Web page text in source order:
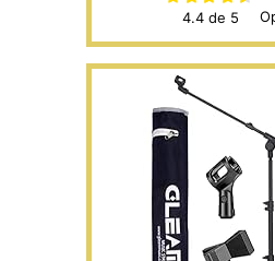
adecuado para
SM58, negro,
4.4 de 5